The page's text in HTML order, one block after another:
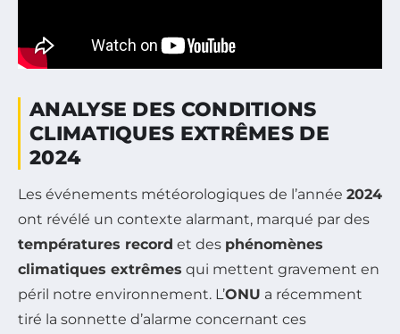
ANALYSE DES CONDITIONS
CLIMATIQUES EXTRÊMES DE
2024
Les événements météorologiques de l’année 2024
ont révélé un contexte alarmant, marqué par des
températures record et des phénomènes
climatiques extrêmes qui mettent gravement en
péril notre environnement. L’ONU a récemment
tiré la sonnette d’alarme concernant ces